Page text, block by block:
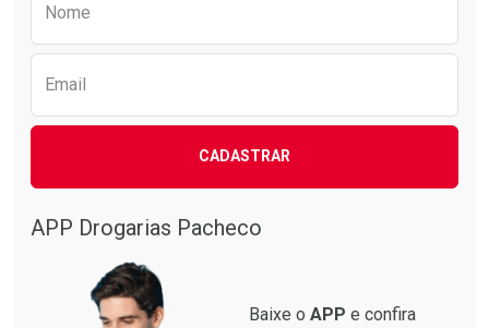
Nome
Email
CADASTRAR
APP Drogarias Pacheco
Baixe o APP e confira